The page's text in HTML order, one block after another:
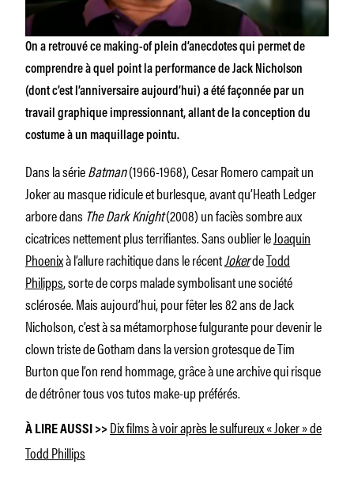
On a retrouvé ce making-of plein d’anecdotes qui permet de
comprendre à quel point la performance de Jack Nicholson
(dont c’est l’anniversaire aujourd’hui) a été façonnée par un
travail graphique impressionnant, allant de la conception du
costume à un maquillage pointu.
Dans la sérieBatman(1966-1968), Cesar Romero campait un
Joker au masque ridicule et burlesque, avant qu’Heath Ledger
arbore dans The Dark Knight(2008) un faciès sombre aux
cicatrices nettement plus terrifiantes. Sans oublier leJoaquin
Phoenixà l’allure rachitique dans le récentJokerdeTodd
Philipps, sorte de corps malade symbolisant une société
sclérosée. Mais aujourd’hui, pour fêter les 82 ans de Jack
Nicholson, c’est à sa métamorphose fulgurante pour devenir le
clown triste de Gotham dans la version grotesque de Tim
Burton que l’on rend hommage, grâce à une archive qui risque
de détrôner tous vos tutos make-up préférés.
À LIRE AUSSI >> Dix films à voir après le sulfureux « Joker » de
Todd Phillips